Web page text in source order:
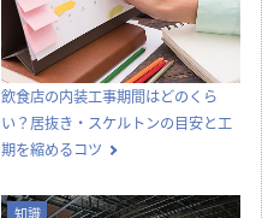
喫茶店らしい内装をつくる、店舗デ
ザインとスタイル選びのコツ